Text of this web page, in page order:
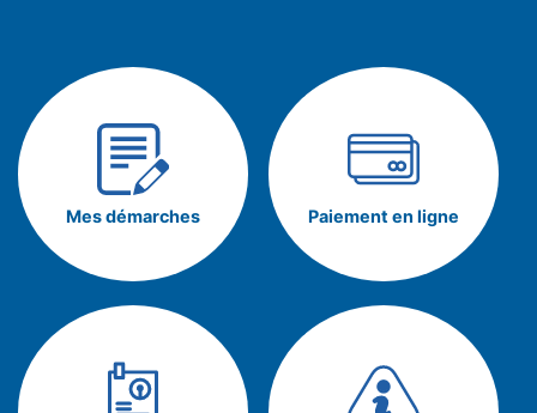
Mes démarches Paiement en ligne